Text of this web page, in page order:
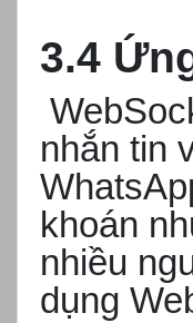
3.4
nhắn tin
khoán
nhiều
dụng